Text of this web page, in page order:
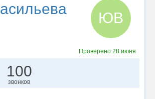
ЮВ
Проверено 28 июня
100
звонков